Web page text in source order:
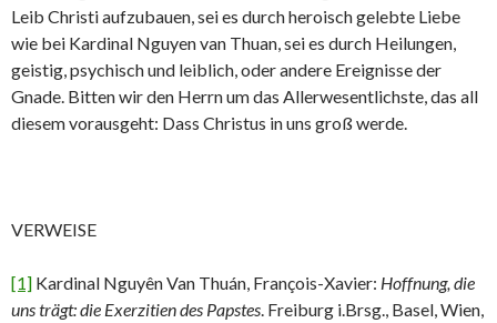
Leib Christi aufzubauen, sei es durch heroisch gelebte Liebe
wie bei Kardinal Nguyen van Thuan, sei es durch Heilungen,
geistig, psychisch und leiblich, oder andere Ereignisse der
Gnade. Bitten wir den Herrn um das Allerwesentlichste, das all
diesem vorausgeht: Dass Christus in uns groß werde.
VERWEISE
[1] Kardinal Nguyên Van Thuán, François-Xavier: Hoffnung, die
uns trägt: die Exerzitien des Papstes. Freiburg i.Brsg., Basel, Wien,